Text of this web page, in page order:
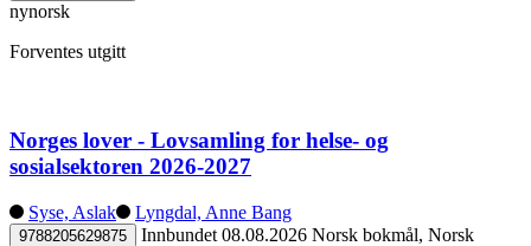
nynorsk
Forventes utgitt
Norges lover - Lovsamling for helse- og
sosialsektoren 2026-2027
Syse, Aslak Lyngdal, Anne Bang
9788205629875 Innbundet 08.08.2026 Norsk bokmål, Norsk